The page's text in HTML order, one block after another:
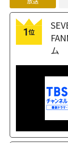
1位
ム